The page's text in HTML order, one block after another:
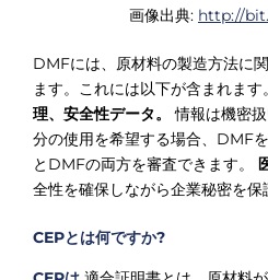
画像出典: http://
DMFには、原材料の製造方法に
ます。これには以下が含まれます。
理、安全性データ。
情報は機密
分の使用を希望する場合、DMF
とDMFの両方を審査できます。
全性を確保しながら企業秘密を保
CEPとは何ですか?